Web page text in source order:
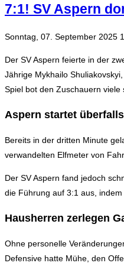
7:1! SV Aspern
Sonntag, 07. September 2025
Der SV Aspern feierte in der
Jährige Mykhailo
Spiel bot den Zuschauern
Aspern startet
Bereits in der dritten Minute
verwandelten Elfmeter von
Der SV Aspern fand jedoch
die Führung auf 3:1 aus,
Hausherren zerlegen
Ohne personelle
Defensive hatte Mühe, den